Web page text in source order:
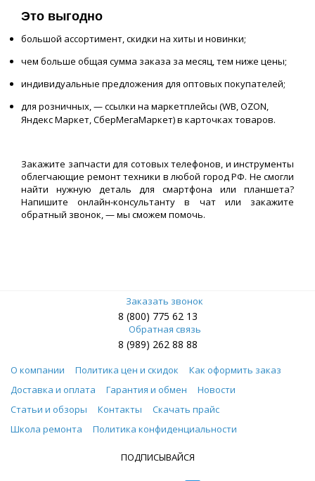
Это выгодно
большой ассортимент, скидки на хиты и новинки;
чем больше общая сумма заказа за месяц, тем ниже цены;
индивидуальные предложения для оптовых покупателей;
для розничных, — ссылки на маркетплейсы (WB, OZON,
Яндекс Маркет, СберМегаМаркет) в карточках товаров.
Закажите запчасти для сотовых телефонов, и инструменты
облегчающие ремонт техники в любой город РФ. Не смогли
найти нужную деталь для смартфона или планшета?
Напишите онлайн-консультанту в чат или закажите
обратный звонок, — мы сможем помочь.
Заказать звонок
8 (800) 775 62 13
Обратная связь
8 (989) 262 88 88
О компании Политика цен и скидок
Как оформить заказ
Доставка и оплата
Гарантия и обмен
Новости
Статьи и обзоры
Контакты
Скачать прайс
Школа ремонта
Политика конфиденциальности
ПОДПИСЫВАЙСЯ